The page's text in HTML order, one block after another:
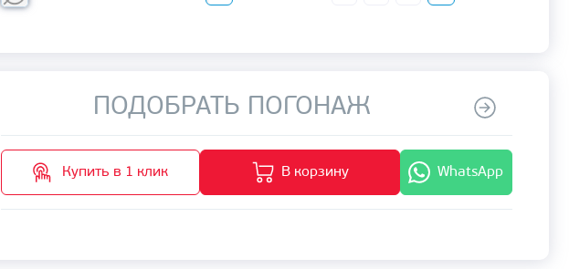
ПОДОБРАТЬ ПОГОНАЖ
Купить в 1 клик В корзину WhatsApp